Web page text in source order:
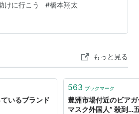
本に書かれている方法だとつらい
で自分を慰めやすい。 友達が悩ん
が、自分自身に対してはそれがで
自分に気づくこともできた。 内容
しま…
けに行こう #橋本翔太
もっと見る
いるブランド
563 ブックマーク
豊洲市場付近のビア
マスク外国人” 殺到…